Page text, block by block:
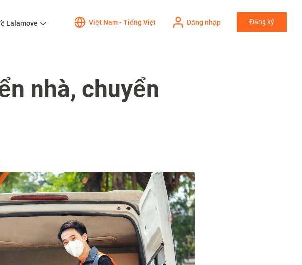
Lalamove Việt Nam - Tiếng Việt Đăng nhập Đăng ký
nhà, chuyển